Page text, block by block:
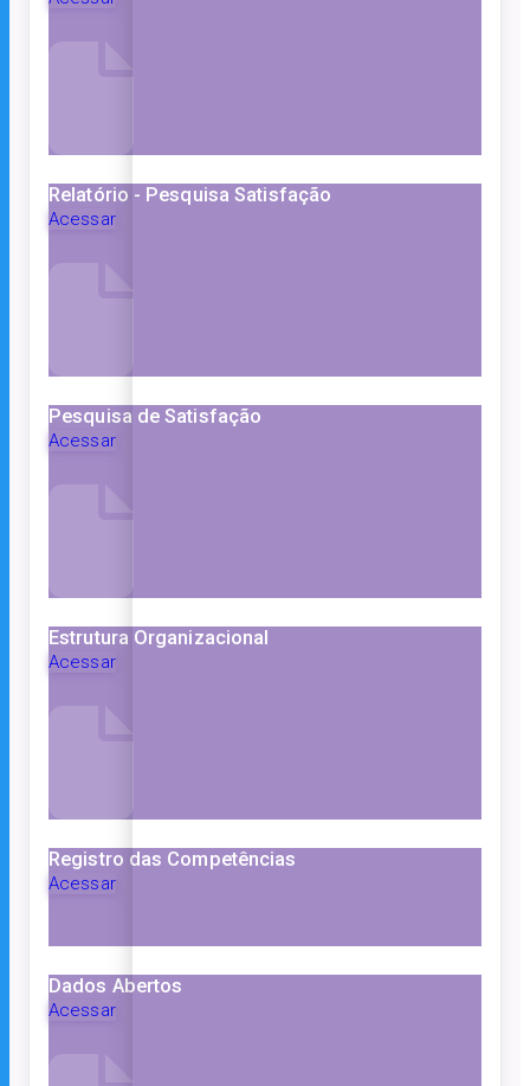
Relatório - Pesquisa Satisfação
Acessar
Pesquisa de Satisfação
Acessar
Estrutura Organizacional
Acessar
Registro das Competências
Acessar
Dados Abertos
Acessar